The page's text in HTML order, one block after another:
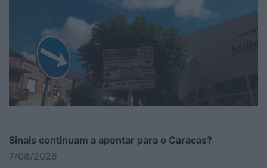
Sinais continuam a apontar para o Caracas?
7/08/2026